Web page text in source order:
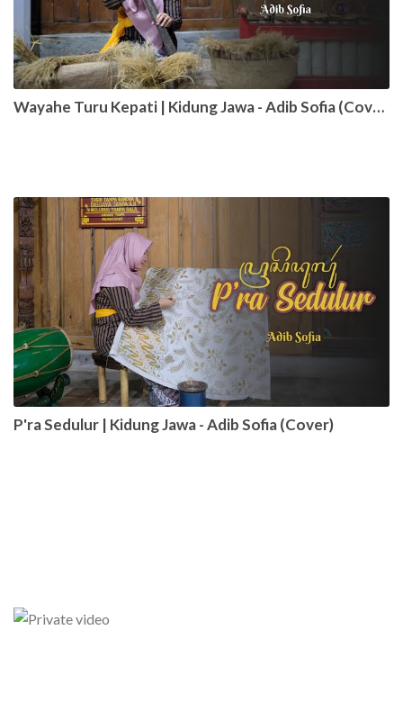
Wayahe Turu Kepati | Kidung Jawa - Adib Sofia (Cover)
P'ra Sedulur | Kidung Jawa - Adib Sofia (Cover)